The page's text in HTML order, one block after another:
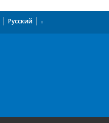
Русский